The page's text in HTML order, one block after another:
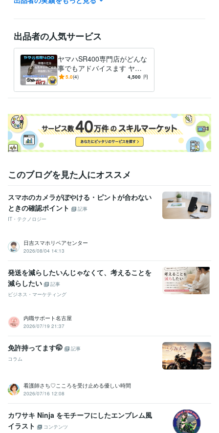
年8月 ~ 1995年8月
資格・検定
ガソリン2級自動車整備士 取得年 : 1983年
普通自動車運転免許 取得年 : 1981年
普通自動二輪免許 取得年 : 1982年
中型自動車第一種運転免許 取得年 : 1980年
二級自動車整備士（ガソリン・ジーゼル・シャシ・二輪）
981年
ガス溶接技能者 取得年 : 1980年
得意分野
学習指導・資格・キャリア相談 オートバイの整備
学歴
出品者の人気サービス
ヤマハSR400専門店がどんな
事でもアドバイスます ヤマ
ハSR400専門店が全面アドバ
5.0(4) 4,500 円
このブログを見た人にオススメ
スマホのカメラがぼやける・ピントが合わない
ときの確認ポイント
記事
IT・テクノロジー
日吉スマホリペアセンター
2026/08/04 14:13
発送を減らしたいんじゃなくて、考えることを
減らしたい
記事
ビジネス・マーケティング
内職サポート名古屋
2026/07/19 21:37
免許持ってます🤭
記事
コラム
看護師さち♡こころを受け止める優しい時間
2026/07/16 12:08
カワサキ Ninja をモチーフにしたエンブレム風
イラスト
コンテンツ